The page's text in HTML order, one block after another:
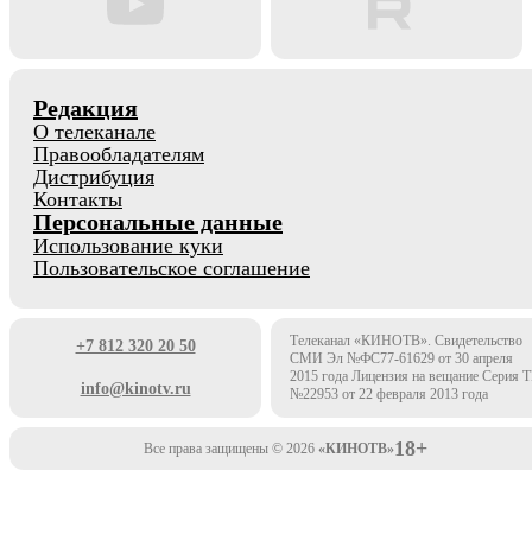
Редакция
О телеканале
Правообладателям
Дистрибуция
Контакты
Персональные данные
Использование куки
Пользовательское соглашение
+7 812 320 20 50
info@kinotv.ru
Телеканал «КИНОТВ». Свидетельство
СМИ Эл №ФС77-61629 от 30 апреля
2015 года Лицензия на вещание Серия
№22953 от 22 февраля 2013 года
Все права защищены © 2026 «КИНОТВ»18+